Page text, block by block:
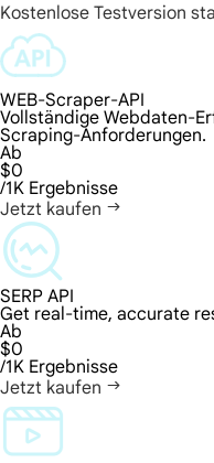
Kostenlose Testversion
WEB-Scraper-API
Vollständige Webdaten-
Scraping-Anforderungen.
Ab
$0
/1K Ergebnisse
Jetzt kaufen
SERP API
Get real-time, accurate
Ab
$0
/1K Ergebnisse
Jetzt kaufen